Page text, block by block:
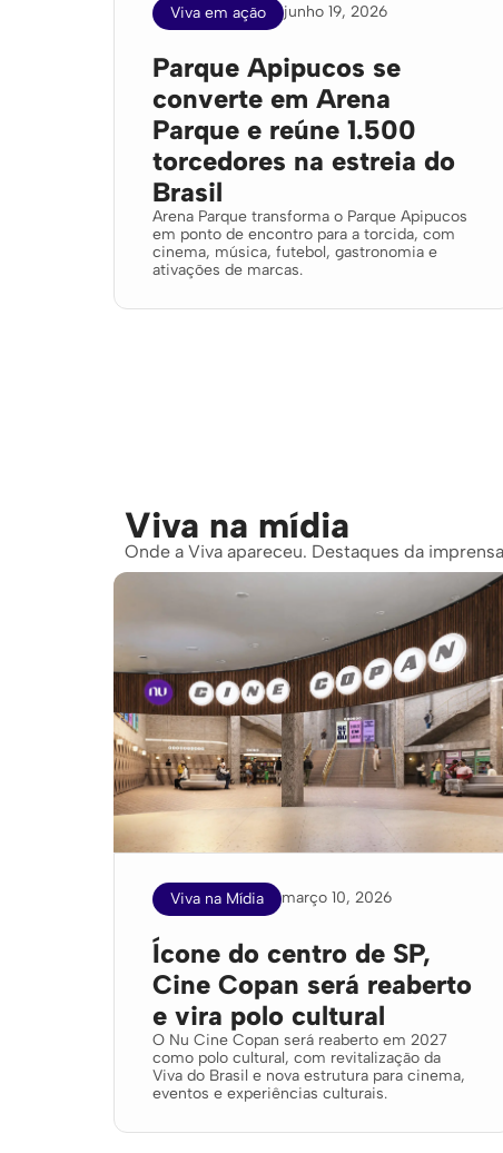
Viva em ação junho 19, 2026
Parque Apipucos se
converte em Arena
Parque e reúne 1.500
torcedores na estreia do
Brasil
Arena Parque transforma o Parque Apipucos
em ponto de encontro para a torcida, com
cinema, música, futebol, gastronomia e
ativações de marcas.
Viva na mídia
Onde a Viva apareceu. Destaques da
Viva na Mídia março 10, 2026
Ícone do centro de SP,
Cine Copan será reaberto
e vira polo cultural
O Nu Cine Copan será reaberto em 2027
como polo cultural, com revitalização da
Viva do Brasil e nova estrutura para cinema,
eventos e experiências culturais.